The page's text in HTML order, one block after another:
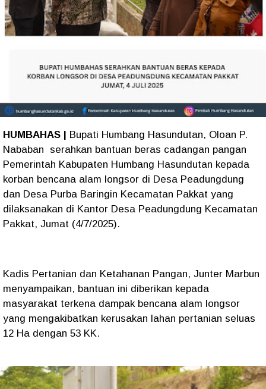
HUMBAHAS | Bupati Humbang Hasundutan, Oloan P.
Nababan serahkan bantuan beras cadangan pangan
Pemerintah Kabupaten Humbang Hasundutan kepada
korban bencana alam longsor di Desa Peadungdung
dan Desa Purba Baringin Kecamatan Pakkat yang
dilaksanakan di Kantor Desa Peadungdung Kecamatan
Pakkat, Jumat (4/7/2025).
Kadis Pertanian dan Ketahanan Pangan, Junter Marbun
menyampaikan, bantuan ini diberikan kepada
masyarakat terkena dampak bencana alam longsor
yang mengakibatkan kerusakan lahan pertanian seluas
12 Ha dengan 53 KK.